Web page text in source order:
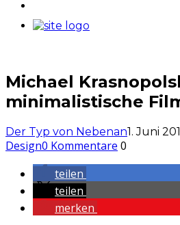
Michael
minimalistische
Der Typ von Nebenan1. Juni
Design0 Kommentare 0
teilen
teilen
merken